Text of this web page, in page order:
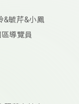
&毓芹&小鳳
導覽員